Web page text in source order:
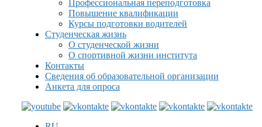
Профессиональная переподготовка
Повышение квалификации
Курсы подготовки водителей
Студенческая жизнь
О студенческой жизни
О спортивной жизни института
Контакты
Сведения об образовательной организации
Анкета для опроса